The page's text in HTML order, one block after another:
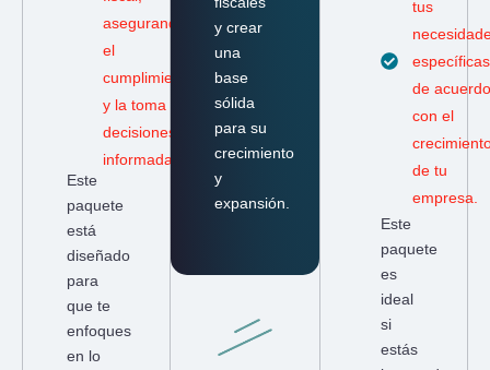
asegurando
el
cumplimiento
y la toma de
decisiones
informadas.
Este
paquete
está
diseñado
para
que te
enfoques
en lo
y crear
una
base
sólida
para su
crecimiento
y
expansión.
tus
específicas
de acuerdo
con el
de tu
empresa.
Este
paquete
es
ideal
si
estás